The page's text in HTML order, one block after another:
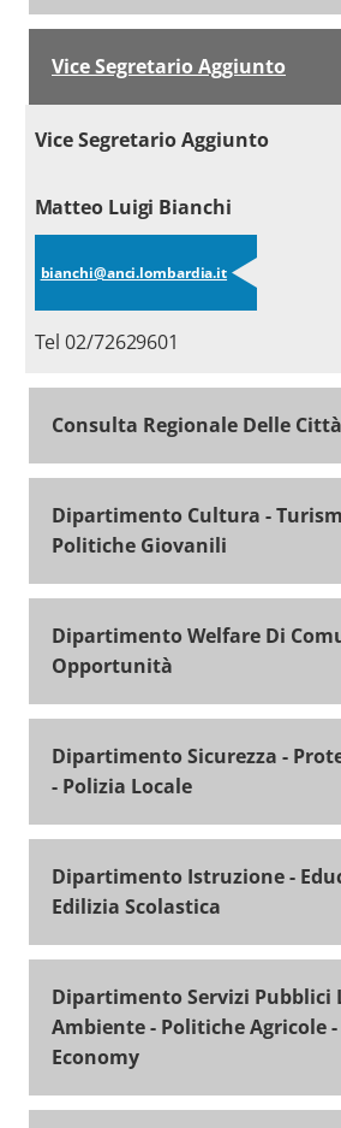
Vice Segretario Aggiunto
Vice Segretario Aggiunto
Matteo Luigi Bianchi
bianchi@anci.lombardia.it
Tel 02/72629601
Consulta Regionale Delle
Dipartimento Cultura -
Politiche Giovanili
Dipartimento Welfare Di
Opportunità
Dipartimento Sicurezza -
- Polizia Locale
Dipartimento Istruzione -
Edilizia Scolastica
Dipartimento Servizi Pubblici
Ambiente - Politiche Agricole -
Economy